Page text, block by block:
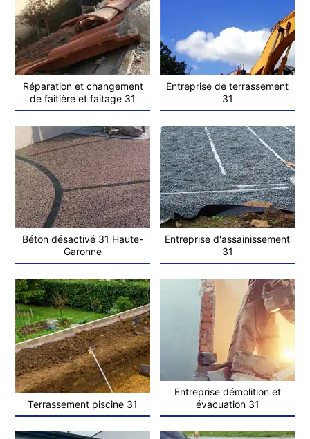
Réparation et changement
de faitière et faitage 31
Entreprise de terrassement
31
Béton désactivé 31 Haute-
Garonne
Entreprise d'assainissement
31
Terrassement piscine 31
Entreprise démolition et
évacuation 31